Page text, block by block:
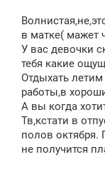
в матке( мажет
У вас девочки
тебя какие
Отдыхать
работы,в
А вы когда
Тв,кстати в
полов октября.
не получится